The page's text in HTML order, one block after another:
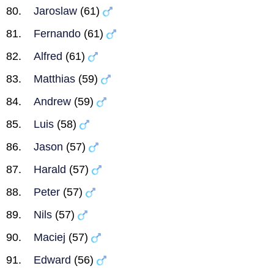
Jaroslaw (61)
Fernando (61)
Alfred (61)
Matthias (59)
Andrew (59)
Luis (58)
Jason (57)
Harald (57)
Peter (57)
Nils (57)
Maciej (57)
Edward (56)